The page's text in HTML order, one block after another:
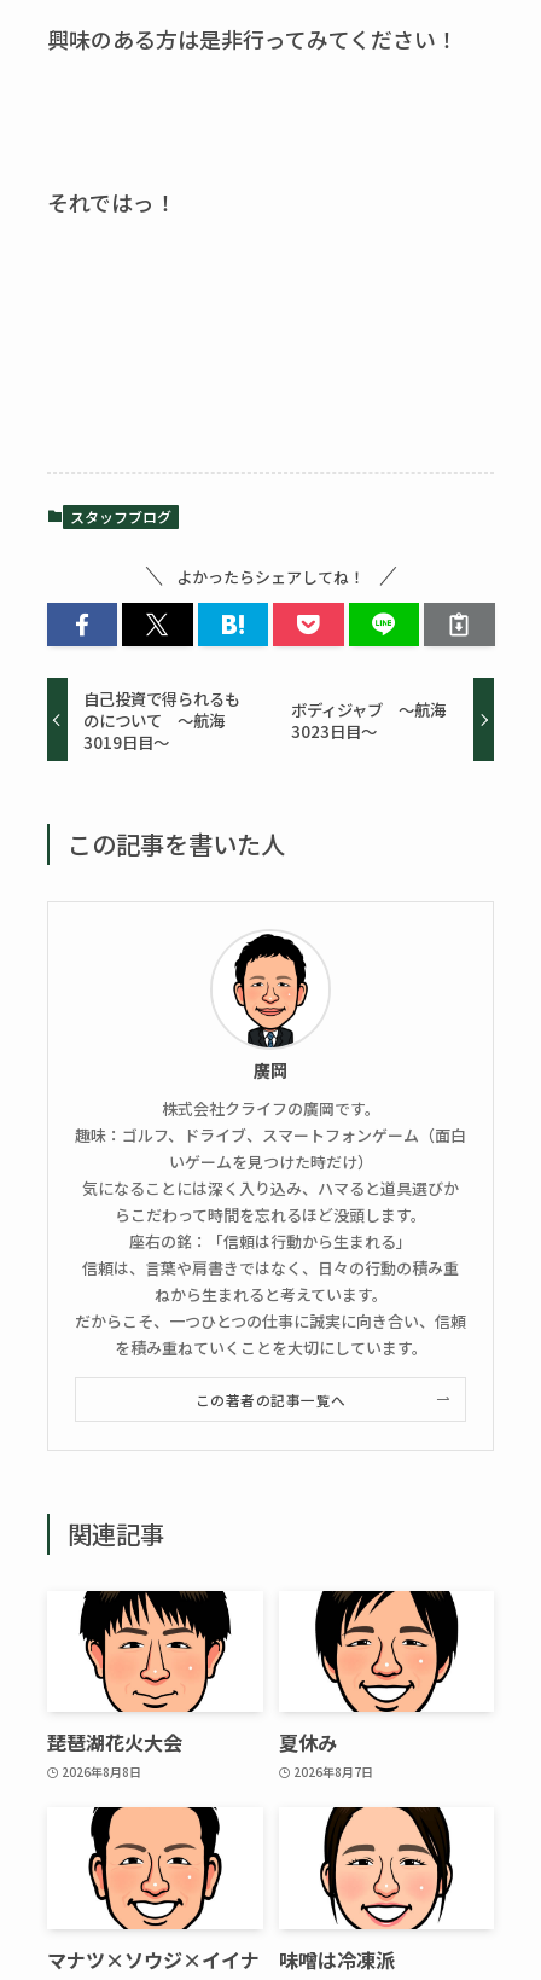
興味のある方は是非行ってみてください！
それではっ！
スタッフブログ
よかったらシェアしてね！
自己投資で得られるも
のについて ～航海
3019日目～
ボディジャブ ～航海
3023日目～
この記事を書いた人
廣岡
株式会社クライフの廣岡です。
趣味：ゴルフ、ドライブ、スマートフォンゲーム（面白
いゲームを見つけた時だけ）
気になることには深く入り込み、ハマると道具選びか
らこだわって時間を忘れるほど没頭します。
座右の銘：「信頼は行動から生まれる」
信頼は、言葉や肩書きではなく、日々の行動の積み重
ねから生まれると考えています。
だからこそ、一つひとつの仕事に誠実に向き合い、信頼
を積み重ねていくことを大切にしています。
この著者の記事一覧へ
関連記事
琵琶湖花火大会
2026年8月8日
夏休み
2026年8月7日
マナツ×ソウジ×イイナ
味噌は冷凍派